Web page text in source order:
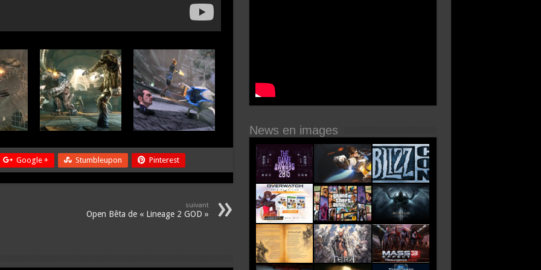
Google + Stumbleupon Pinterest
suivant
Open Bêta de « Lineage 2 GOD »
News en images